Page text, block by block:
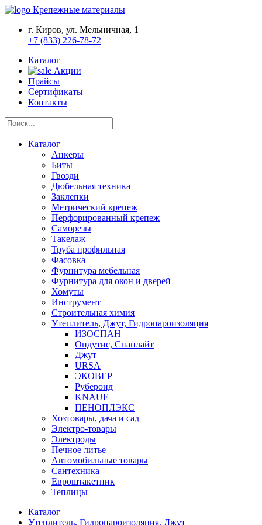
Крепежные материалы
г. Киров, ул. Мельничная, 1
+7 (833) 226-78-72
Каталог
Акции
Прайсы
Сертификаты
Контакты
Каталог
Анкеры
Биты
Гвозди
Дюбельная техника
Заклепки
Метрический крепеж
Перфорированный крепеж
Саморезы
Такелаж
Труба профильная
Фасовка
Фурнитура мебельная
Фурнитура для окон и дверей
Хомуты
Инструмент
Строительная химия
Утеплитель, Джут, Гидропароизоляция
ИЗОСПАН
Ондутис, Спанлайт
Джут
URSA
ЭКОВЕР
Рубероид
KNAUF
ПЕНОПЛЭКС
Хозтовары, дача и сад
Электро-товары
Электроды
Печное литье
Автомобильные товары
Сантехника
Евроштакетник
Теплицы
Каталог
Утеплитель, Гидропароизоляция, Джут